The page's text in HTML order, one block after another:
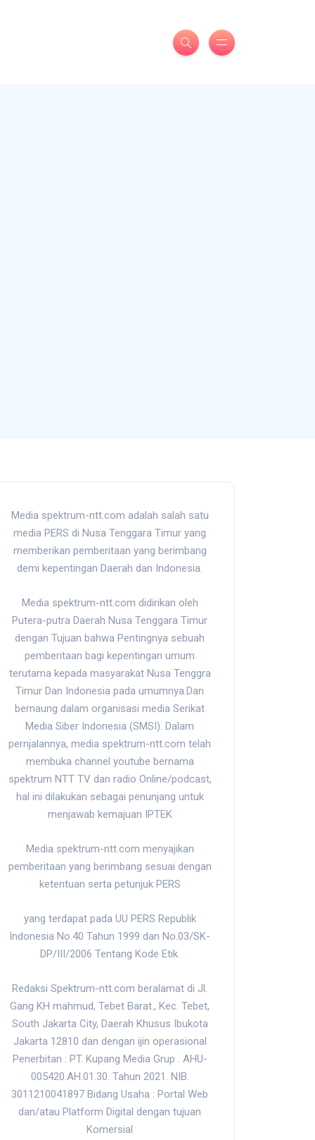
Media spektrum-ntt.com adalah salah satu
media PERS di Nusa Tenggara Timur yang
memberikan pemberitaan yang berimbang
demi kepentingan Daerah dan Indonesia.
Media spektrum-ntt.com didirikan oleh
Putera-putra Daerah Nusa Tenggara Timur
dengan Tujuan bahwa Pentingnya sebuah
pemberitaan bagi kepentingan umum
terutama kepada masyarakat Nusa Tenggra
Timur Dan Indonesia pada umumnya.Dan
bernaung dalam organisasi media Serikat
Media Siber Indonesia (SMSI). Dalam
pernjalannya, media spektrum-ntt.com telah
membuka channel youtube bernama
spektrum NTT TV dan radio Online/podcast,
hal ini dilakukan sebagai penunjang untuk
menjawab kemajuan IPTEK
Media spektrum-ntt.com menyajikan
pemberitaan yang berimbang sesuai dengan
ketentuan serta petunjuk PERS
yang terdapat pada UU PERS Republik
Indonesia No.40 Tahun 1999 dan No.03/SK-
DP/III/2006 Tentang Kode Etik.
Redaksi Spektrum-ntt.com beralamat di Jl.
Gang KH mahmud, Tebet Barat., Kec. Tebet,
South Jakarta City, Daerah Khusus Ibukota
Jakarta 12810 dan dengan ijin operasional
Penerbitan : PT. Kupang Media Grup . AHU-
005420.AH.01.30. Tahun 2021. NIB.
3011210041897 Bidang Usaha : Portal Web
dan/atau Platform Digital dengan tujuan
Komersial